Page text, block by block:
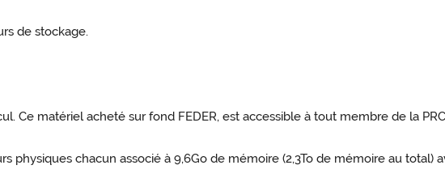
de stockage.
Ce matériel acheté sur fond FEDER, est accessible à tout membre de la
physiques chacun associé à 9,6Go de mémoire (2,3To de mémoire au total)